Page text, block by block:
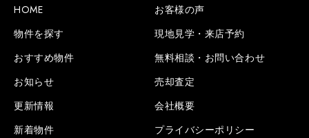
HOME
物件を探す
おすすめ物件
お知らせ
更新情報
新着物件
お客様の声
現地見学・来店予約
無料相談・お問い合わせ
売却査定
会社概要
プライバシーポリシー